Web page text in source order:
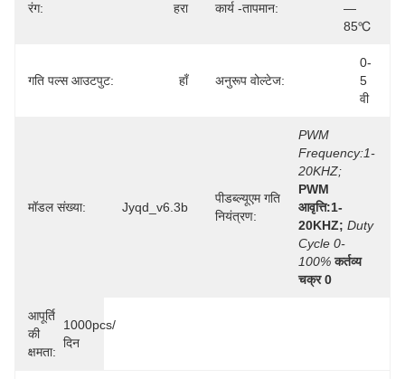
रंग: हरा कार्य -तापमान:
—
85℃
गति पल्स आउटपुट: हाँ अनुरूप वोल्टेज:
0-
5
वी
मॉडल संख्या: Jyqd_v6.3b
पीडब्ल्यूएम गति
नियंत्रण:
PWM
Frequency:1-
20KHZ;
PWM
आवृत्ति:1-
20KHZ; Duty
Cycle 0-
100% कर्तव्य
चक्र 0
आपूर्ति
की
क्षमता:
1000pcs/
दिन